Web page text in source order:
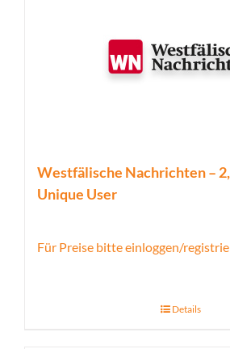
Westfälische Nachrichten –
Unique User
Für Preise bitte einloggen/
Details